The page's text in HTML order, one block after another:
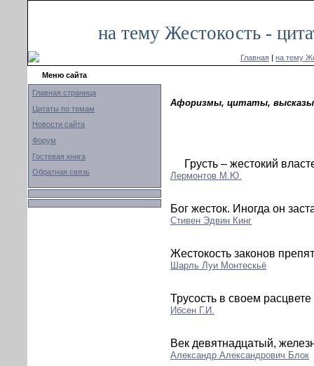
на тему Жестокость -
Главная | на тему
Меню сайта
Главная страница
Цитаты по темам
Новости сайта
Форум
Гостевая книга
Обратная связь
Афоризмы, цитаты,
Грусть – жестокий
Лермонтов М.Ю.
Бог жесток. Иногда он
Стивен Эдвин Кинг
Жестокость законов
Шарль Луи Монтескьё
Трусость в своем
Ибсен Г.И.
Век девятнадцатый,
Александр Александрович Блок